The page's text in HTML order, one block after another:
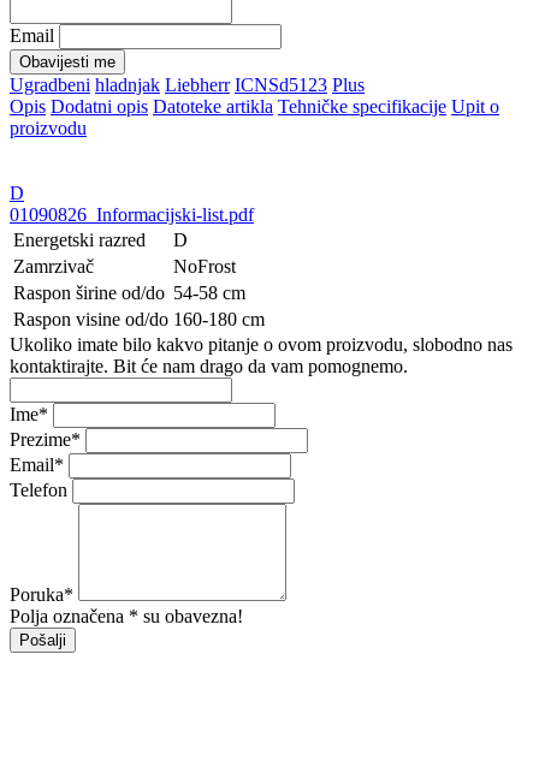
Email
Obavijesti me
Ugradbeni hladnjak Liebherr ICNSd5123 Plus
Opis Dodatni opis Datoteke artikla Tehničke specifikacije Upit o
proizvodu
D
01090826_Informacijski-list.pdf
Energetski razred
D
Zamrzivač
NoFrost
Raspon širine od/do 54-58 cm
Raspon visine od/do 160-180 cm
Ukoliko imate bilo kakvo pitanje o ovom proizvodu, slobodno nas
kontaktirajte. Bit će nam drago da vam pomognemo.
Ime*
Prezime*
Email*
Telefon
Poruka*
Polja označena * su obavezna!
Pošalji